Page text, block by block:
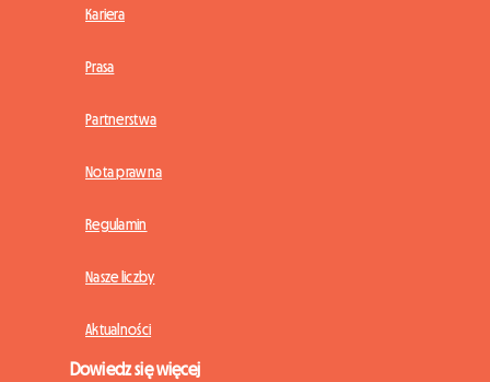
Kariera
Prasa
Partnerstwa
Nota prawna
Regulamin
Nasze liczby
Aktualności
Dowiedz się więcej